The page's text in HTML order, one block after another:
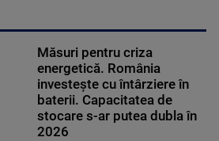
Măsuri pentru criza
energetică. România
investește cu întârziere în
baterii. Capacitatea de
stocare s-ar putea dubla în
2026